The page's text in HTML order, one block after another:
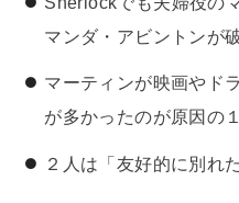
マンダ・アビントンが
マーティンが映画やド
が多かったのが原因の
２人は「友好的に別れ